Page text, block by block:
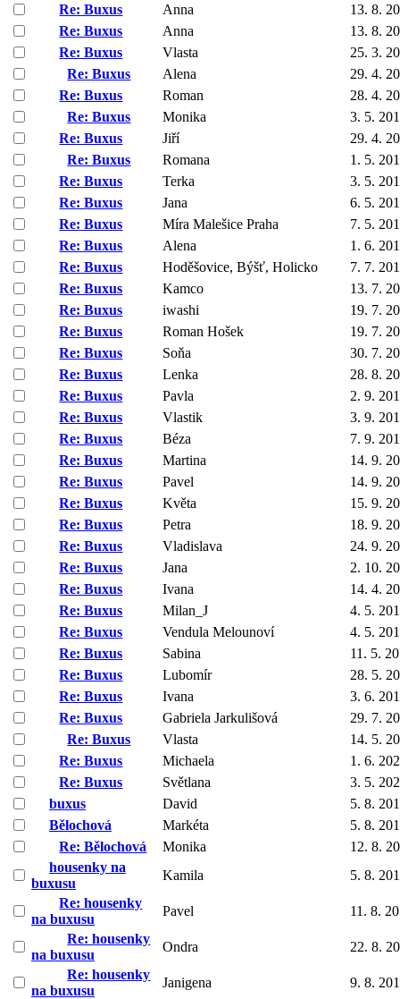
Re: Buxus Anna
13. 8.
Re: Buxus
Anna
13. 8.
Re: Buxus
Vlasta
25. 3.
Re: Buxus
Alena
29. 4.
Re: Buxus
Roman
28. 4.
Re: Buxus
Monika
3. 5.
Re: Buxus
Jiří
29. 4.
Re: Buxus
Romana
1. 5.
Re: Buxus
Terka
3. 5.
Re: Buxus
Jana
6. 5.
Re: Buxus
Míra Malešice Praha
7. 5.
Re: Buxus
Alena
1. 6.
Re: Buxus
Hoděšovice, Býšť, Holicko
7. 7.
Re: Buxus
Kamco
13. 7.
Re: Buxus
iwashi
19. 7.
Re: Buxus
Roman Hošek
19. 7.
Re: Buxus
Soňa
30. 7.
Re: Buxus
Lenka
28. 8.
Re: Buxus
Pavla
2. 9.
Re: Buxus
Vlastik
3. 9.
Re: Buxus
Béza
7. 9.
Re: Buxus
Martina
14. 9.
Re: Buxus
Pavel
14. 9.
Re: Buxus
Květa
15. 9.
Re: Buxus
Petra
18. 9.
Re: Buxus
Vladislava
24. 9.
Re: Buxus
Jana
2. 10.
Re: Buxus
Ivana
14. 4.
Re: Buxus
Milan_J
4. 5.
Re: Buxus
Vendula Melounoví
4. 5.
Re: Buxus
Sabina
11. 5.
Re: Buxus
Lubomír
28. 5.
Re: Buxus
Ivana
3. 6.
Re: Buxus
Gabriela Jarkulišová
29. 7.
Re: Buxus
Vlasta
14. 5.
Re: Buxus
Michaela
1. 6.
Re: Buxus
Světlana
3. 5.
buxus
David
5. 8.
Bělochová
Markéta
5. 8.
Re: Bělochová
Monika
12. 8.
housenky na
buxusu
Kamila
5. 8.
Re: housenky
na buxusu
Pavel
11. 8.
Re: housenky
na buxusu
Ondra
22. 8.
Re: housenky
na buxusu
Janigena
9. 8.